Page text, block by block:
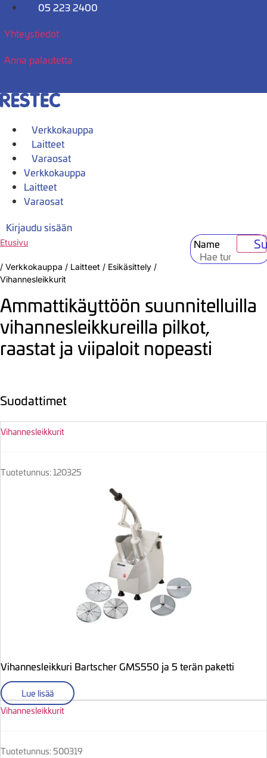
Mene
05 223 2400
Yhteystiedot
Anna palautetta
Verkkokauppa
Laitteet
Varaosat
Verkkokauppa
Laitteet
Varaosat
Kirjaudu sisään
Name
Etusivu
/ Verkkokauppa / Laitteet / Esikäsittely /
Vihannesleikkurit
Ammattikäyttöön suunnitelluilla
vihannesleikkureilla pilkot,
raastat ja viipaloit nopeasti
Suodattimet
Vihannesleikkurit
Tuotetunnus: 120325
Vihannesleikkuri Bartscher GMS550 ja 5 terän paketti
Lue lisää
Vihannesleikkurit
Tuotetunnus: 500319